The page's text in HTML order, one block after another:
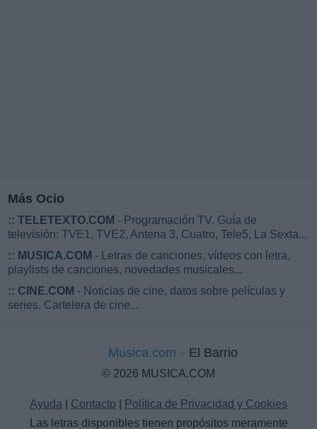
Más Ocio
:: TELETEXTO.COM - Programación TV. Guía de
televisión: TVE1, TVE2, Antena 3, Cuatro, Tele5, La Sexta...
:: MUSICA.COM - Letras de canciones, vídeos con letra,
playlists de canciones, novedades musicales...
:: CINE.COM - Noticias de cine, datos sobre películas y
series. Cartelera de cine...
Musica.com El Barrio
© 2026 MUSICA.COM
Ayuda Contacto
Política de Privacidad y Cookies
Las letras disponibles tienen propósitos meramente